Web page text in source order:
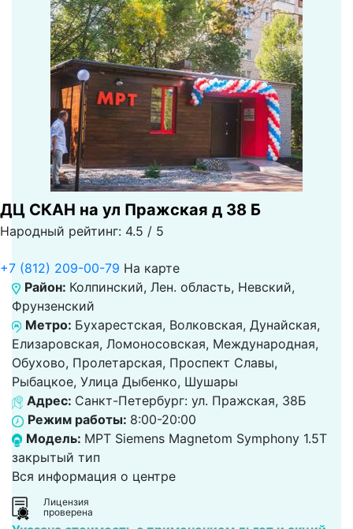
ДЦ СКАН на ул Пражская д 38 Б
Народный рейтинг: 4.5 / 5
+7 (812) 209-00-79 На карте
Район: Колпинский, Лен. область, Невский,
Фрунзенский
Метро: Бухарестская, Волковская, Дунайская,
Елизаровская, Ломоносовская, Международная,
Обухово, Пролетарская, Проспект Славы,
Рыбацкое, Улица Дыбенко, Шушары
Адрес: Санкт-Петербург: ул. Пражская, 38Б
Режим работы: 8:00-20:00
Модель: МРТ Siemens Magnetom Symphony 1.5T
закрытый тип
Вся информация о центре
Лицензия
проверена